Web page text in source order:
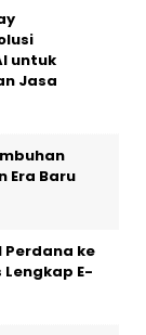
untuk
Jasa
Era Baru
ke
E-